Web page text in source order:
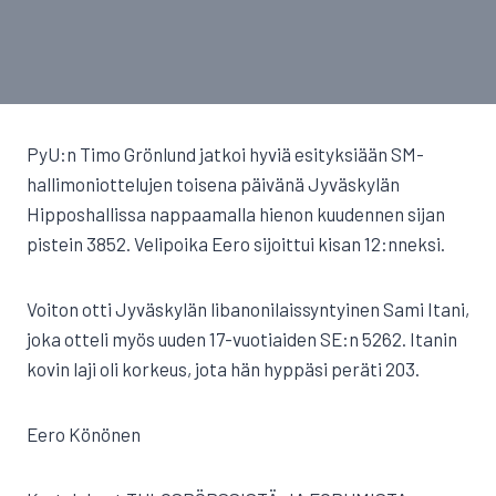
PyU:n Timo Grönlund jatkoi hyviä esityksiään SM-
hallimoniottelujen toisena päivänä Jyväskylän
Hipposhallissa nappaamalla hienon kuudennen sijan
pistein 3852. Velipoika Eero sijoittui kisan 12:nneksi.
Voiton otti Jyväskylän libanonilaissyntyinen Sami Itani,
joka otteli myös uuden 17-vuotiaiden SE:n 5262. Itanin
kovin laji oli korkeus, jota hän hyppäsi peräti 203.
Eero Könönen